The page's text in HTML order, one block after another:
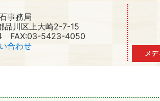
事務局
品川区上大崎2-7-15
FAX:03-5423-4050
合わせ
メデ